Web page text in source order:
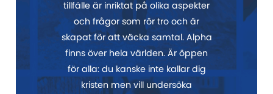
tillfälle är inriktat på olika aspekter
och frågor som rör tro och är
skapat för att väcka samtal. Alpha
finns över hela världen. Är öppen
för alla: du kanske inte kallar dig
kristen men vill undersöka